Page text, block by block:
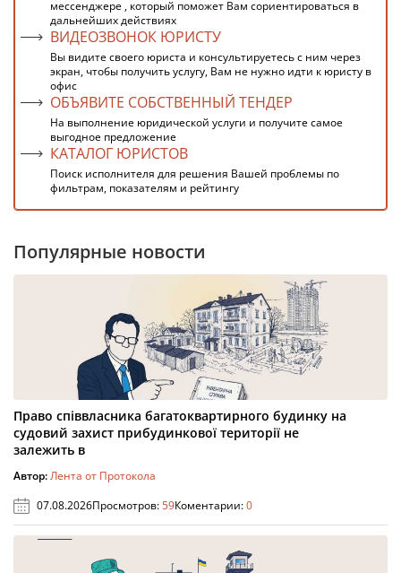
мессенджере , который поможет Вам сориентироваться в
дальнейших действиях
ВИДЕОЗВОНОК ЮРИСТУ
Вы видите своего юриста и консультируетесь с ним через
экран, чтобы получить услугу, Вам не нужно идти к юристу в
офис
ОБЪЯВИТЕ СОБСТВЕННЫЙ ТЕНДЕР
На выполнение юридической услуги и получите самое
выгодное предложение
КАТАЛОГ ЮРИСТОВ
Поиск исполнителя для решения Вашей проблемы по
фильтрам, показателям и рейтингу
Популярные новости
Право співвласника багатоквартирного будинку на
судовий захист прибудинкової території не
залежить в
Автор:Лента от Протокола
07.08.2026Просмотров:59Коментарии:0